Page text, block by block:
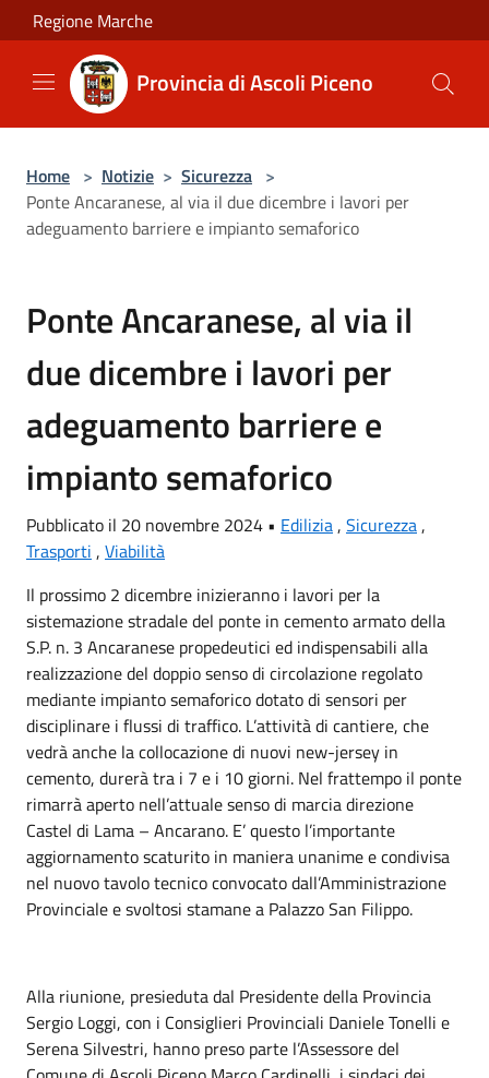
Salta al contenuto principale
Regione Marche
Provincia di Ascoli Piceno
Home > Notizie > Sicurezza >
Ponte Ancaranese, al via il due dicembre i lavori per
adeguamento barriere e impianto semaforico
Ponte Ancaranese, al via il
due dicembre i lavori per
adeguamento barriere e
impianto semaforico
Pubblicato il 20 novembre 2024 • Edilizia, Sicurezza,
Trasporti , Viabilità
Il prossimo 2 dicembre inizieranno i lavori per la
sistemazione stradale del ponte in cemento armato della
S.P. n. 3 Ancaranese propedeutici ed indispensabili alla
realizzazione del doppio senso di circolazione regolato
mediante impianto semaforico dotato di sensori per
disciplinare i flussi di traffico. L’attività di cantiere, che
vedrà anche la collocazione di nuovi new-jersey in
cemento, durerà tra i 7 e i 10 giorni. Nel frattempo il ponte
rimarrà aperto nell’attuale senso di marcia direzione
Castel di Lama – Ancarano. E’ questo l’importante
aggiornamento scaturito in maniera unanime e condivisa
nel nuovo tavolo tecnico convocato dall’Amministrazione
Provinciale e svoltosi stamane a Palazzo San Filippo.
Alla riunione, presieduta dal Presidente della Provincia
Sergio Loggi, con i Consiglieri Provinciali Daniele Tonelli e
Serena Silvestri, hanno preso parte l’Assessore del